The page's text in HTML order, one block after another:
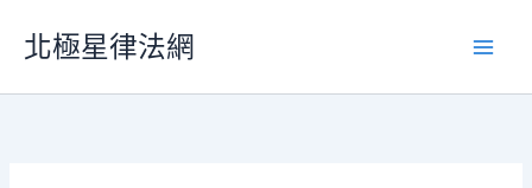
要
北極星律法網